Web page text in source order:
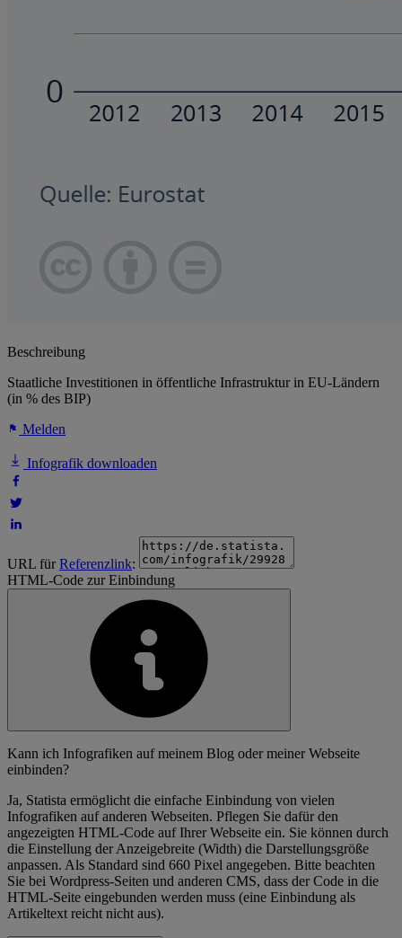
Beschreibung
Staatliche Investitionen in öffentliche Infrastruktur in EU-Ländern
(in % des BIP)
Melden
Infografik downloaden
URL fürReferenzlink:
HTML-Code zur Einbindung
Kann ich Infografiken auf meinem Blog oder meiner Webseite
einbinden?
Ja, Statista ermöglicht die einfache Einbindung von vielen
Infografiken auf anderen Webseiten. Pflegen Sie dafür den
angezeigten HTML-Code auf Ihrer Webseite ein. Sie können durch
die Einstellung der Anzeigebreite (Width) die Darstellungsgröße
anpassen. Als Standard sind 660 Pixel angegeben. Bitte beachten
Sie bei Wordpress-Seiten und anderen CMS, dass der Code in die
HTML-Seite eingebunden werden muss (eine Einbindung als
Artikeltext reicht nicht aus).